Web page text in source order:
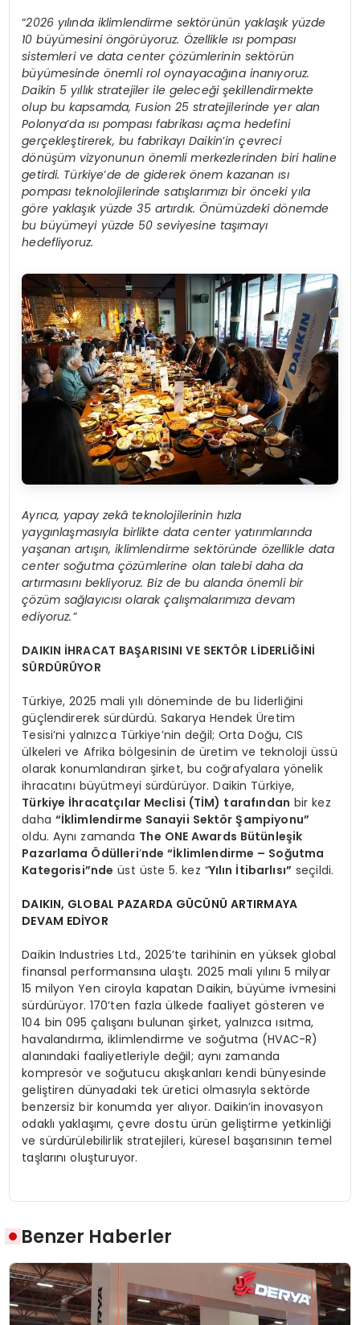
“2026 yılında iklimlendirme sektörünün yaklaşık yüzde
10 büyümesini öngörüyoruz. Özellikle ısı pompası
sistemleri ve data center çözümlerinin sektörün
büyümesinde önemli rol oynayacağına inanıyoruz.
Daikin 5 yıllık stratejiler ile geleceği şekillendirmekte
olup bu kapsamda, Fusion 25 stratejilerinde yer alan
Polonya’da ısı pompası fabrikası açma hedefini
gerçekleştirerek, bu fabrikayı Daikin’in çevreci
dönüşüm vizyonunun önemli merkezlerinden biri haline
getirdi. Türkiye’de de giderek önem kazanan ısı
pompası teknolojilerinde satışlarımızı bir önceki yıla
göre yaklaşık yüzde 35 artırdık. Önümüzdeki dönemde
bu büyümeyi yüzde 50 seviyesine taşımayı
hedefliyoruz.
Ayrıca, yapay zekâ teknolojilerinin hızla
yaygınlaşmasıyla birlikte data center yatırımlarında
yaşanan artışın, iklimlendirme sektöründe özellikle data
center soğutma çözümlerine olan talebi daha da
artırmasını bekliyoruz. Biz de bu alanda önemli bir
çözüm sağlayıcısı olarak çalışmalarımıza devam
ediyoruz.”
DAIKIN İHRACAT BAŞARISINI VE SEKTÖR LİDERLİĞİNİ
SÜRDÜRÜYOR
Türkiye, 2025 mali yılı döneminde de bu liderliğini
güçlendirerek sürdürdü. Sakarya Hendek Üretim
Tesisi’ni yalnızca Türkiye’nin değil; Orta Doğu, CIS
ülkeleri ve Afrika bölgesinin de üretim ve teknoloji üssü
olarak konumlandıran şirket, bu coğrafyalara yönelik
ihracatını büyütmeyi sürdürüyor. Daikin Türkiye,
Türkiye İhracatçılar Meclisi (TİM) tarafından bir kez
daha “İklimlendirme Sanayii Sektör Şampiyonu”
oldu. Aynı zamanda The ONE Awards Bütünleşik
Pazarlama Ödülleri’nde “İklimlendirme – Soğutma
Kategorisi”nde üst üste 5. kez “Yılın İtibarlısı” seçildi.
DAIKIN, GLOBAL PAZARDA GÜCÜNÜ ARTIRMAYA
DEVAM EDİYOR
Daikin Industries Ltd., 2025’te tarihinin en yüksek global
finansal performansına ulaştı. 2025 mali yılını 5 milyar
15 milyon Yen ciroyla kapatan Daikin, büyüme ivmesini
sürdürüyor. 170’ten fazla ülkede faaliyet gösteren ve
104 bin 095 çalışanı bulunan şirket, yalnızca ısıtma,
havalandırma, iklimlendirme ve soğutma (HVAC-R)
alanındaki faaliyetleriyle değil; aynı zamanda
kompresör ve soğutucu akışkanları kendi bünyesinde
geliştiren dünyadaki tek üretici olmasıyla sektörde
benzersiz bir konumda yer alıyor. Daikin’in inovasyon
odaklı yaklaşımı, çevre dostu ürün geliştirme yetkinliği
ve sürdürülebilirlik stratejileri, küresel başarısının temel
taşlarını oluşturuyor.
Benzer Haberler